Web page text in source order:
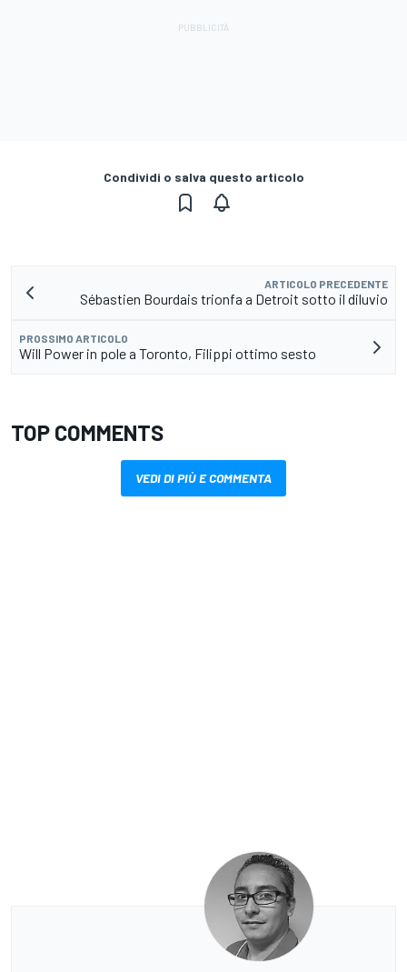
Condividi o salva questo articolo
ARTICOLO PRECEDENTE
Sébastien Bourdais trionfa a Detroit sotto il diluvio
PROSSIMO ARTICOLO
Will Power in pole a Toronto, Filippi ottimo sesto
TOP COMMENTS
VEDI DI PIÙ E COMMENTA